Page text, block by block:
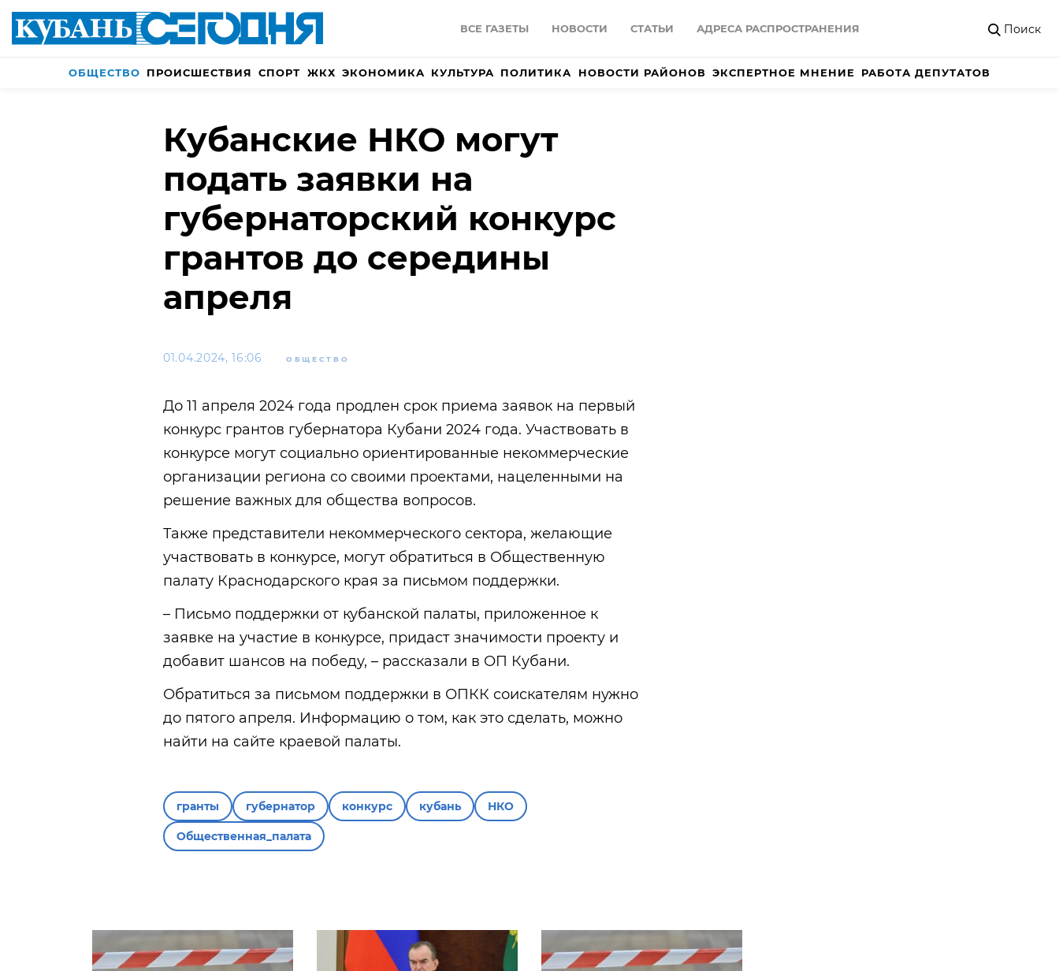
ВСЕ ГАЗЕТЫ НОВОСТИ СТАТЬИ АДРЕСА РАСПРОСТРАНЕНИЯ Поиск
ОБЩЕСТВО ПРОИСШЕСТВИЯ СПОРТ ЖКХ ЭКОНОМИКА КУЛЬТУРА ПОЛИТИКА НОВОСТИ РАЙОНОВ ЭКСПЕРТНОЕ МНЕНИЕ РАБОТА ДЕПУТАТОВ
Кубанские НКО могут
подать заявки на
губернаторский конкурс
грантов до середины
апреля
01.04.2024, 16:06 ОБЩЕСТВО
До 11 апреля 2024 года продлен срок приема заявок на первый
конкурс грантов губернатора Кубани 2024 года. Участвовать в
конкурсе могут социально ориентированные некоммерческие
организации региона со своими проектами, нацеленными на
решение важных для общества вопросов.
Также представители некоммерческого сектора, желающие
участвовать в конкурсе, могут обратиться в Общественную
палату Краснодарского края за письмом поддержки.
– Письмо поддержки от кубанской палаты, приложенное к
заявке на участие в конкурсе, придаст значимости проекту и
добавит шансов на победу, – рассказали в ОП Кубани.
Обратиться за письмом поддержки в ОПКК соискателям нужно
до пятого апреля. Информацию о том, как это сделать, можно
найти на сайте краевой палаты.
гранты губернатор конкурс кубань НКО
Общественная_палата